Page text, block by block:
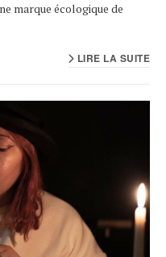
marque écologique de
LIRE LA SUITE